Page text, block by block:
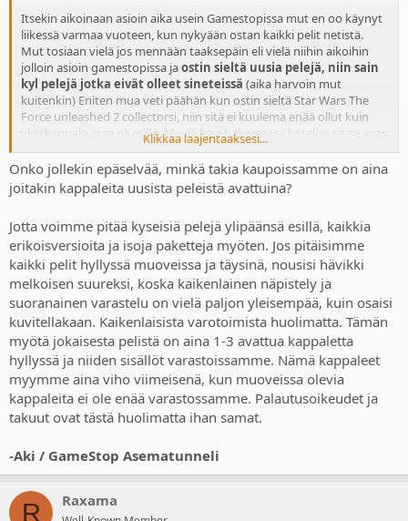
Itsekin aikoinaan asioin aika usein Gamestopissa mut en oo käynyt
liikessä varmaa vuoteen, kun nykyään ostan kaikki pelit netistä.
Mut tosiaan vielä jos mennään taaksepäin eli vielä niihin aikoihin
jolloin asioin gamestopissa jaostin sieltä uusia pelejä, niin sain
kyl pelejä jotka eivät olleet sineteissä (aika harvoin mut
kuitenkin) Eniten mua veti päähän kun ostin sieltä Star Wars The
Force unleashed 2 collectorsi, niin sitä ei kuulema enää ollut kuin
yksi kappale ja se oli esillä. Myyjä kävi hakemassa kotelon sit se avas
kaappiin ja otti sieltä palikat, lelut, levy ja mitä nyt kaikkea sieltä
kaapista nyt löytyikään niin se pisti ne siihen koteloon ja sitten se
sanoi, ett noin ole hyvä. Eikö se pitäisi olla niin, että kun asiakas
ostaa uuden pelin, NIIN SEN MYÖS TÄYTYY OLLA SIINÄ
ostan sieltä pelin joka ei oo sineteissä ja tuonkin sen huomenna
takaisin, että "oho" on ostanut vahingossa pelin väärälle konsolille,
niin otatteko vastaan?TUSKIN
Klikkaa laajentaaksesi...
Onko jollekin epäselvää, minkä takia kaupoissamme on aina
joitakin kappaleita uusista peleistä avattuina?
Jotta voimme pitää kyseisiä pelejä ylipäänsä esillä, kaikkia
erikoisversioita ja isoja paketteja myöten. Jos pitäisimme
kaikki pelit hyllyssä muoveissa ja täysinä, nousisi hävikki
melkoisen suureksi, koska kaikenlainen näpistely ja
suoranainen varastelu on vielä paljon yleisempää, kuin osaisi
kuvitellakaan. Kaikenlaisista varotoimista huolimatta. Tämän
myötä jokaisesta pelistä on aina 1-3 avattua kappaletta
hyllyssä ja niiden sisällöt varastoissamme. Nämä kappaleet
myymme aina viho viimeisenä, kun muoveissa olevia
kappaleita ei ole enää varastossamme. Palautusoikeudet ja
takuut ovat tästä huolimatta ihan samat.
-Aki / GameStop Asematunneli
R Raxama